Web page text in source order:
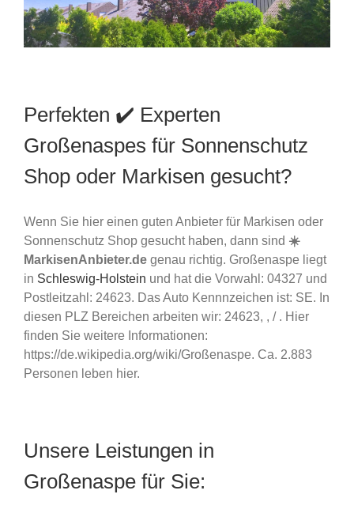
Perfekten ✔️ Experten
Großenaspes für Sonnenschutz
Shop oder Markisen gesucht?
Wenn Sie hier einen guten Anbieter für Markisen oder
Sonnenschutz Shop gesucht haben, dann sind ☀️
MarkisenAnbieter.de genau richtig. Großenaspe liegt
in Schleswig-Holstein und hat die Vorwahl: 04327 und
Postleitzahl: 24623. Das Auto Kennnzeichen ist: SE. In
diesen PLZ Bereichen arbeiten wir: 24623, , / . Hier
finden Sie weitere Informationen:
https://de.wikipedia.org/wiki/Großenaspe. Ca. 2.883
Personen leben hier.
Unsere Leistungen in
Großenaspe für Sie: